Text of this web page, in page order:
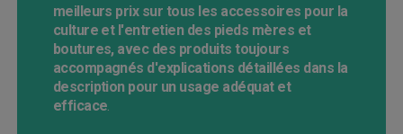
meilleurs prix sur tous les accessoires pour la
culture et l'entretien des pieds mères et
boutures, avec des produits toujours
accompagnés d'explications détaillées dans la
description pour un usage adéquat et
efficace